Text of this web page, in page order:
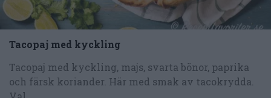
Tacopaj med kyckling
Tacopaj med kyckling, majs, svarta bönor, paprika
och färsk koriander. Här med smak av tacokrydda.